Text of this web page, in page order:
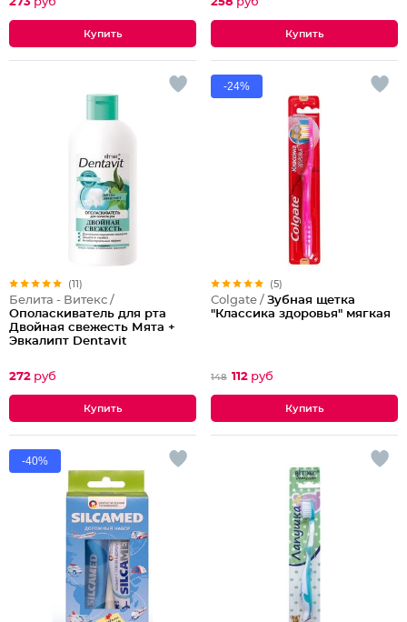
(11)
Белита - Витекс /
Ополаскиватель для рта
Двойная свежесть Мята +
Эвкалипт Dentavit
272 руб
-24%
(5)
Colgate / Зубная щетка
"Классика здоровья" мягкая
148 112 руб
-40%